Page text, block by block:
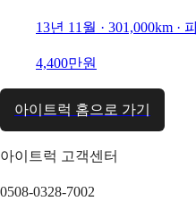
13년 11월 · 301,000km ·
4,400만원
아이트럭 홈으로 가기
아이트럭 고객센터
0508-0328-7002